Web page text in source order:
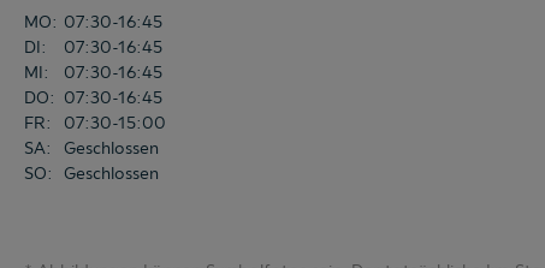
MO: 07:30-16:45
DI:
07:30-16:45
MI:
07:30-16:45
DO: 07:30-16:45
FR:
07:30-15:00
SA:
Geschlossen
SO: Geschlossen